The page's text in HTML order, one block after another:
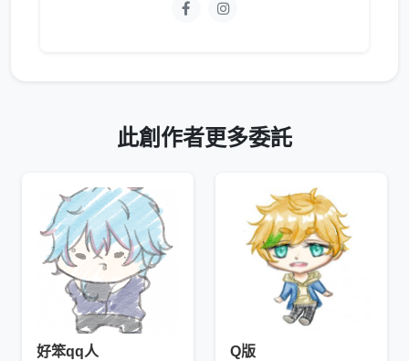
此創作者更多委託
好笨qq人 Q版